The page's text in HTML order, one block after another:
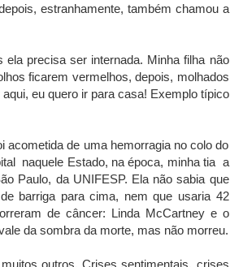
estranhamente, também chamou a
precisa ser internada. Minha filha não
ficarem vermelhos, depois, molhados
eu quero ir para casa! Exemplo típico
acometida de uma hemorragia no colo do
naquele Estado, na época, minha tia a
Paulo, da UNIFESP. Ela não sabia que
barriga para cima, nem que usaria 42
de câncer: Linda McCartney e o
da sombra da morte, mas não morreu.
outros. Crises sentimentais, crises